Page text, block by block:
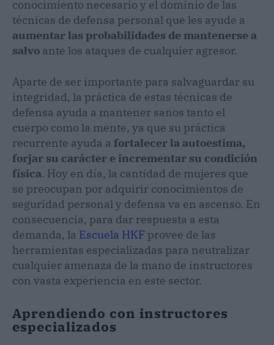
conocimiento necesario y el dominio de las
técnicas de defensa personal que les ayude a
aumentar las probabilidades de mantenerse a
salvo ante los ataques de cualquier agresor.
Aparte de ser importante para salvaguardar su
integridad, la práctica de estas técnicas de
defensa ayuda a mantener sanos tanto el
cuerpo como la mente, ya que su práctica
recurrente ayuda a fortalecer la autoestima,
forjar su carácter e incrementar su condición
física. Hoy en día, la cantidad de mujeres que
se preocupan por adquirir conocimientos de
seguridad personal y defensa va en ascenso. En
consecuencia, para dar respuesta a esta
demanda, la Escuela HKF provee de las
herramientas especializadas para neutralizar
cualquier amenaza de la mano de instructores
con vasta experiencia en este sector.
Aprendiendo con instructores
especializados